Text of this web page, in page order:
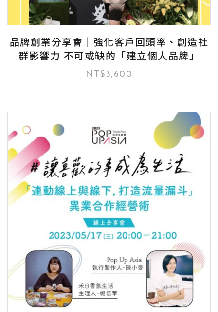
品牌創業分享會｜強化客戶回頭率、創造社
群影響力 不可或缺的「建立個人品牌」
NT$3,600